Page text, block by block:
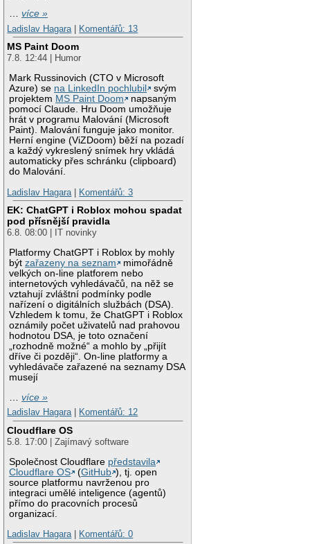
…více »
Ladislav Hagara
Komentářů: 13
MS Paint Doom
7.8. 12:44 | Humor
Mark Russinovich (CTO v Microsoft
Azure) se na LinkedIn pochlubil
svým
projektem MS Paint Doom
napsaným
pomocí Claude. Hru Doom umožňuje
hrát v programu Malování (Microsoft
Paint). Malování funguje jako monitor.
Herní engine (ViZDoom) běží na pozadí
a každý vykreslený snímek hry vkládá
automaticky přes schránku (clipboard)
do Malování.
Ladislav Hagara
Komentářů: 3
EK: ChatGPT i Roblox mohou spadat
pod přísnější pravidla
6.8. 08:00 | IT novinky
Platformy ChatGPT i Roblox by mohly
býtzařazeny na seznam
mimořádně
velkých on-line platforem nebo
internetových vyhledávačů, na něž se
vztahují zvláštní podmínky podle
nařízení o digitálních službách (DSA).
Vzhledem k tomu, že ChatGPT i Roblox
oznámily počet uživatelů nad prahovou
hodnotou DSA, je toto označení
„rozhodně možné“ a mohlo by „přijít
dříve či později“. On-line platformy a
vyhledávače zařazené na seznamy DSA
musejí
…více »
Ladislav Hagara| Komentářů: 12
Cloudflare OS
5.8. 17:00 | Zajímavý software
Společnost Cloudflare představila
Cloudflare OS
(GitHub ), tj. open
source platformu navrženou pro
integraci umělé inteligence (agentů)
přímo do pracovních procesů
organizací.
Ladislav Hagara| Komentářů: 0